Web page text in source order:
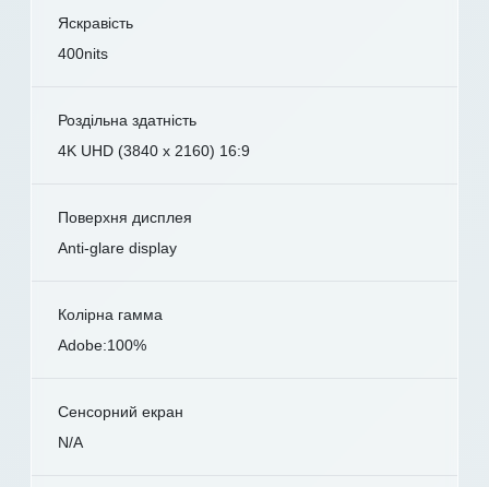
Яскравість
400nits
Роздільна здатність
4K UHD (3840 x 2160) 16:9
Поверхня дисплея
Anti-glare display
Колірна гамма
Adobe:100%
Сенсорний екран
N/A